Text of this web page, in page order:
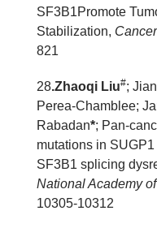
SF3B1Promote
Stabilization,
821
28.Zhaoqi Liu#;
Perea-Chamblee;
Rabadan*; Pan-
mutations in
SF3B1 splicing
National Academy
10305-10312